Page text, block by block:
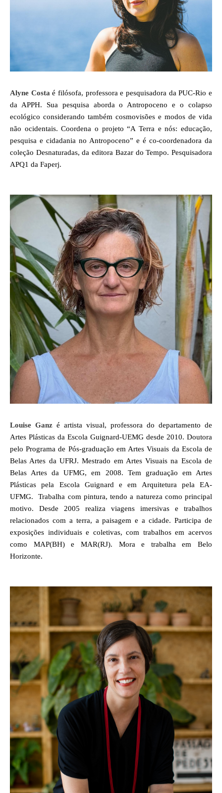
Alyne Costa é filósofa, professora e pesquisadora da PUC-Rio e
da APPH. Sua pesquisa aborda o Antropoceno e o colapso
ecológico considerando também cosmovisões e modos de vida
não ocidentais. Coordena o projeto “A Terra e nós: educação,
pesquisa e cidadania no Antropoceno” e é co-coordenadora da
coleção Desnaturadas, da editora Bazar do Tempo. Pesquisadora
APQ1 da Faperj.
Louise Ganz é artista visual, professora do departamento de
Artes Plásticas da Escola Guignard-UEMG desde 2010. Doutora
pelo Programa de Pós-graduação em Artes Visuais da Escola de
Belas Artes da UFRJ. Mestrado em Artes Visuais na Escola de
Belas Artes da UFMG, em 2008. Tem graduação em Artes
Plásticas pela Escola Guignard e em Arquitetura pela EA-
UFMG. Trabalha com pintura, tendo a natureza como principal
motivo. Desde 2005 realiza viagens imersivas e trabalhos
relacionados com a terra, a paisagem e a cidade. Participa de
exposições individuais e coletivas, com trabalhos em acervos
como MAP(BH) e MAR(RJ). Mora e trabalha em Belo
Horizonte.